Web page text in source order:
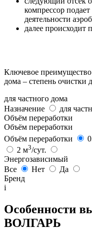
компрессор
деятельности
далее происходит
Ключевое преимущество
дома – степень очистки
для частного дома
Назначение
для
Объём переработки
Объём переработки
Объём переработки
2 м3/сут.
Энергозависимый
Все
Нет
Да
Бренд
i
Особенности
ВОЛГАРЬ